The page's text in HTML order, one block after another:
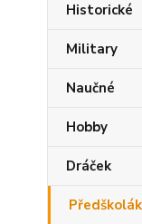
Historické
Military
Naučné
Hobby
Dráček
Předškolák